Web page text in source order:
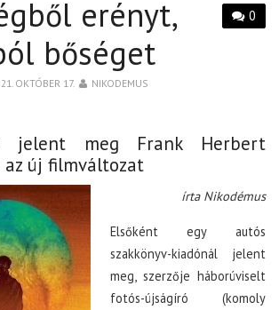
0
erényt,
bőséget
OKTÓBER 17. NIKODEMUS
jelent meg Frank Herbert
új filmváltozat
írta Nikodémus
Elsőként egy autós
szakkönyv-kiadónál jelent
meg, szerzője háborúviselt
fotós-újságíró (komoly